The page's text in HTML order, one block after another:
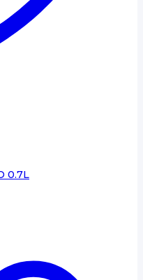
0.7L